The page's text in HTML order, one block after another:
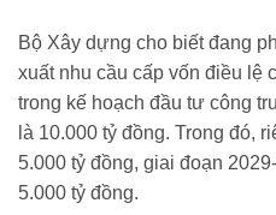
Bộ Xây dựng cho biết đang
xuất nhu cầu cấp vốn điều lệ
trong kế hoạch đầu tư công
là 10.000 tỷ đồng. Trong đó,
5.000 tỷ đồng, giai đoạn
5.000 tỷ đồng.